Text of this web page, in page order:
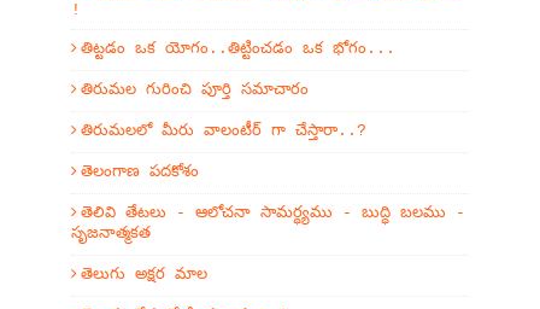
!
తిట్టడం ఒక యోగం..తిట్టించడం ఒక భోగం...
తిరుమల గురించి పూర్తి సమాచారం
తిరుమలలో మీరు వాలంటీర్ గా చేస్తారా..?
తెలంగాణ పదకోశం
తెలివి తేటలు - ఆలోచనా సామర్ధ్యము - బుద్ధి బలము -
సృజనాత్మకత
తెలుగు అక్షర మాల